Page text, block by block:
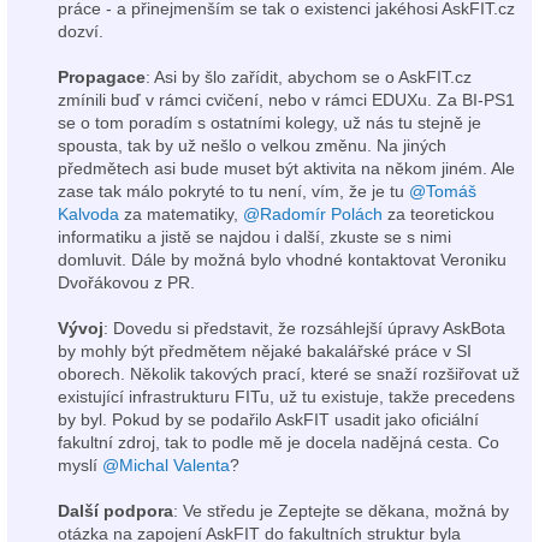
práce - a přinejmenším se tak o existenci jakéhosi AskFIT.cz
dozví.
Propagace: Asi by šlo zařídit, abychom se o AskFIT.cz
zmínili buď v rámci cvičení, nebo v rámci EDUXu. Za BI-PS1
se o tom poradím s ostatními kolegy, už nás tu stejně je
spousta, tak by už nešlo o velkou změnu. Na jiných
předmětech asi bude muset být aktivita na někom jiném. Ale
zase tak málo pokryté to tu není, vím, že je tu @Tomáš
Kalvoda za matematiky, @Radomír Polách za teoretickou
informatiku a jistě se najdou i další, zkuste se s nimi
domluvit. Dále by možná bylo vhodné kontaktovat Veroniku
Dvořákovou z PR.
Vývoj: Dovedu si představit, že rozsáhlejší úpravy AskBota
by mohly být předmětem nějaké bakalářské práce v SI
oborech. Několik takových prací, které se snaží rozšiřovat už
existující infrastrukturu FITu, už tu existuje, takže precedens
by byl. Pokud by se podařilo AskFIT usadit jako oficiální
fakultní zdroj, tak to podle mě je docela nadějná cesta. Co
myslí @Michal Valenta?
Další podpora: Ve středu je Zeptejte se děkana, možná by
otázka na zapojení AskFIT do fakultních struktur byla